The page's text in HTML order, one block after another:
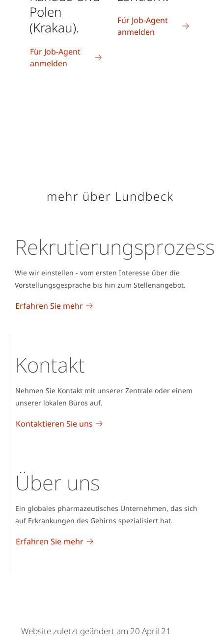
Polen
(Krakau).
Für Job-Agent
anmelden
Für Job-Agent
anmelden
mehr über Lundbeck
Rekrutierungsprozess
Wie wir einstellen - vom ersten Interesse über die
Vorstellungsgespräche bis hin zum Stellenangebot.
Erfahren Sie mehr
Kontakt
Nehmen Sie Kontakt mit unserer Zentrale oder einem
unserer lokalen Büros auf.
Kontaktieren Sie uns
Über uns
Ein globales pharmazeutisches Unternehmen, das sich
auf Erkrankungen des Gehirns spezialisiert hat.
Erfahren Sie mehr
Website zuletzt geändert am 20 April 21